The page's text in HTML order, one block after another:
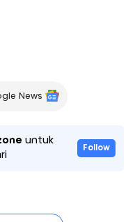
News
untuk
Follow